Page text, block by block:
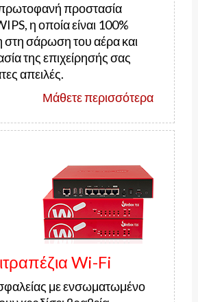
προστασία
η οποία είναι 100%
σάρωση του αέρα και
της επιχείρησής σας
απειλές.
Μάθετε περισσότερα
Wi-Fi
με ενσωματωμένο